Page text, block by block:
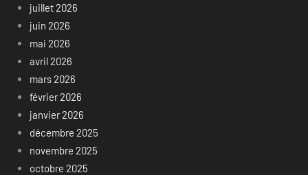
juillet 2026
juin 2026
mai 2026
avril 2026
mars 2026
février 2026
janvier 2026
décembre 2025
novembre 2025
octobre 2025